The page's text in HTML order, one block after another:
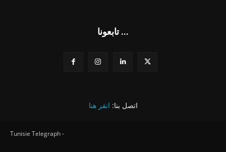
تابعونا ...
اتصل بنا: انقر هنا
Tunisie Telegraph -